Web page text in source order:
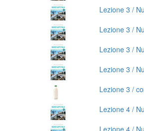
Lezione 3 /
Lezione 3 /
Lezione 3 /
Lezione 3 /
Lezione 3 /
Lezione 4 /
Lezione 4 /